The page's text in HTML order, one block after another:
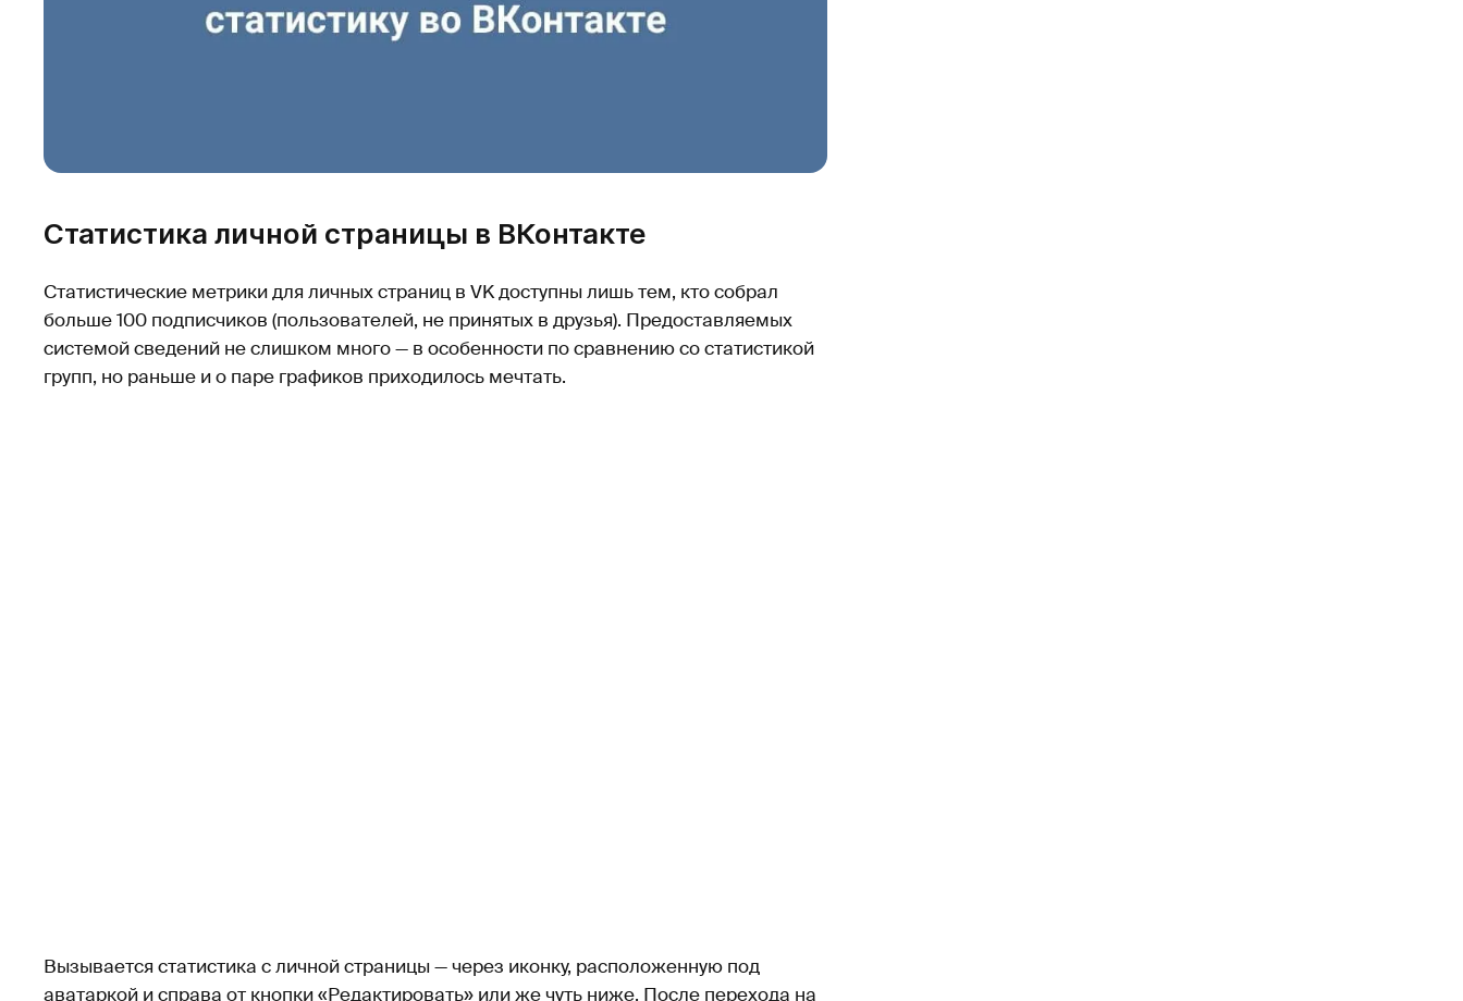
Статистика личной страницы в ВКонтакте
Статистические метрики для личных страниц в VK доступны лишь тем, кто собрал
больше 100 подписчиков (пользователей, не принятых в друзья). Предоставляемых
системой сведений не слишком много — в особенности по сравнению со статистикой
групп, но раньше и о паре графиков приходилось мечтать.
Вызывается статистика с личной страницы — через иконку, расположенную под
аватаркой и справа от кнопки «Редактировать» или же чуть ниже. После перехода на